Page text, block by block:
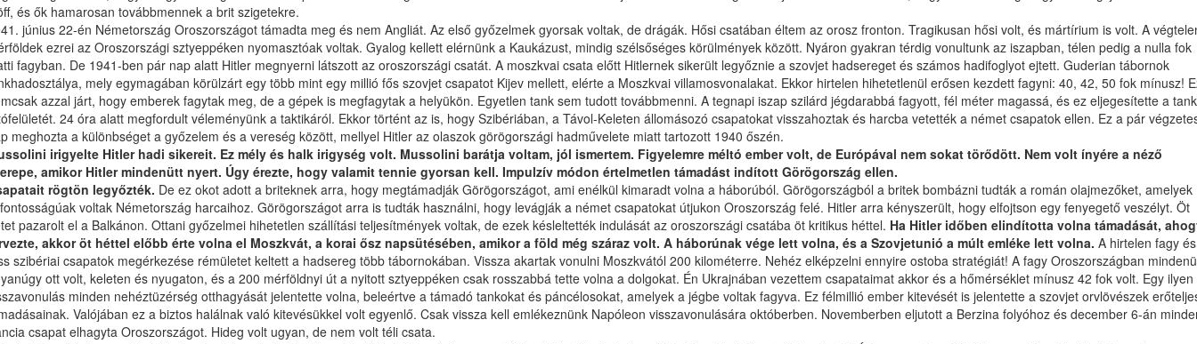
és ők hamarosan továbbmennek a brit szigetekre.
június 22-én Németország Oroszországot támadta meg és nem Angliát. Az első győzelmek gyorsak voltak, de drágák. Hősi csatában éltem az orosz fronton. Tragikusan hősi volt, és mártírium is volt. A
ezrei az Oroszországi sztyeppéken nyomasztóak voltak. Gyalog kellett elérnünk a Kaukázust, mindig szélsőséges körülmények között. Nyáron gyakran térdig vonultunk az iszapban, télen pedig a nulla fok
fagyban. De 1941-ben pár nap alatt Hitler megnyerni látszott az oroszországi csatát. A moszkvai csata előtt Hitlernek sikerült legyőznie a szovjet hadsereget és számos hadifoglyot ejtett. Guderian tábornok
mely egymagában körülzárt egy több mint egy millió fős szovjet csapatot Kijev mellett, elérte a Moszkvai villamosvonalakat. Ekkor hirtelen hihetetlenül erősen kezdett fagyni: 40, 42, 50 fok mínusz!
azzal járt, hogy emberek fagytak meg, de a gépek is megfagytak a helyükön. Egyetlen tank sem tudott továbbmenni. A tegnapi iszap szilárd jégdarabbá fagyott, fél méter magassá, és ez eljegesítette a tank
24 óra alatt megfordult véleményünk a taktikáról. Ekkor történt az is, hogy Szibériában, a Távol-Keleten állomásozó csapatokat visszahoztak és harcba vetették a német csapatok ellen. Ez a pár
meghozta a különbséget a győzelem és a vereség között, mellyel Hitler az olaszok görögországi hadművelete miatt tartozott 1940 őszén.
irigyelte Hitler hadi sikereit. Ez mély és halk irigység volt. Mussolini barátja voltam, jól ismertem. Figyelemre méltó ember volt, de Európával nem sokat törődött. Nem volt ínyére a néző
amikor Hitler mindenütt nyert. Úgy érezte, hogy valamit tennie gyorsan kell. Impulzív módon értelmetlen támadást indított Görögország ellen.
rögtön legyőzték. De ez okot adott a briteknek arra, hogy megtámadják Görögországot, ami enélkül kimaradt volna a háborúból. Görögországból a britek bombázni tudták a román olajmezőket, amelyek
voltak Németország harcaihoz. Görögországot arra is tudták használni, hogy levágják a német csapatokat útjukon Oroszország felé. Hitler arra kényszerült, hogy elfojtson egy fenyegető veszélyt. Öt
pazarolt el a Balkánon. Ottani győzelmei hihetetlen szállítási teljesítmények voltak, de ezek késleltették indulását az oroszországi csatába öt kritikus héttel. Ha Hitler időben elindította volna támadását,
akkor öt héttel előbb érte volna el Moszkvát, a korai ősz napsütésében, amikor a föld még száraz volt. A háborúnak vége lett volna, és a Szovjetunió a múlt emléke lett volna. A hirtelen fagy
szibériai csapatok megérkezése rémületet keltett a hadsereg több tábornokában. Vissza akartak vonulni Moszkvától 200 kilométerre. Nehéz elképzelni ennyire ostoba stratégiát! A fagy Oroszországban
ott volt, keleten és nyugaton, és a 200 mérföldnyi út a nyitott sztyeppéken csak rosszabbá tette volna a dolgokat. Én Ukrajnában vezettem csapataimat akkor és a hőmérséklet mínusz 42 fok volt. Egy ilyen
minden nehéztüzérség otthagyását jelentette volna, beleértve a támadó tankokat és páncélosokat, amelyek a jégbe voltak fagyva. Ez félmillió ember kitevését is jelentette a szovjet orvlövészek
Valójában ez a biztos halálnak való kitevésükkel volt egyenlő. Csak vissza kell emlékeznünk Napóleon visszavonulására októberben. Novemberben eljutott a Berzina folyóhoz és december 6-án
csapat elhagyta Oroszországot. Hideg volt ugyan, de nem volt téli csata.